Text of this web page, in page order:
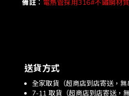
備註 ： 電熱管採用316#不鏽鋼材質
送貨方式
全家取貨（超商店到店寄送，無
7-11 取貨（超商店到店寄送，無